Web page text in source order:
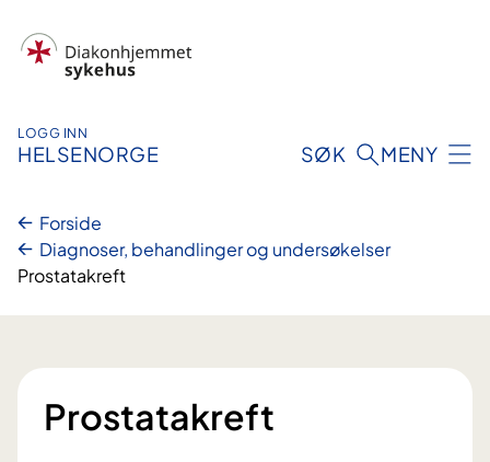
innhold
LOGG INN
HELSENORGE SØK MENY
Forside
Diagnoser, behandlinger og undersøkelser
Prostatakreft
Prostatakreft